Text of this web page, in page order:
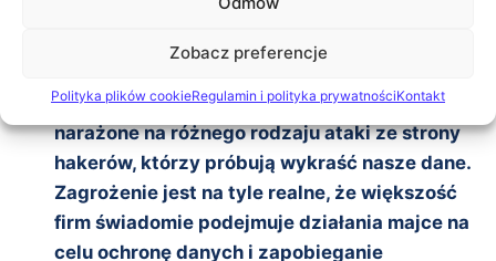
Zobacz preferencje
Polityka plików cookieRegulamin i polityka prywatnościKontakt
Przeniesienie zasobów dostępnych "publicznie"
do chmury w celu ochrony sieci firmowej przed
czasach, kiedy zasoby firmowe są nieustanie
narażone na różnego rodzaju ataki ze strony
hakerów, którzy próbują wykraść nasze dane.
Zagrożenie jest na tyle realne, że większość
firm świadomie podejmuje działania majce na
celu ochronę danych i zapobieganie